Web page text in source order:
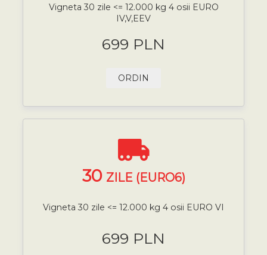
Vigneta 30 zile <= 12.000 kg 4 osii EURO
IV,V,EEV
699 PLN
ORDIN
30 ZILE (EURO6)
Vigneta 30 zile <= 12.000 kg 4 osii EURO VI
699 PLN